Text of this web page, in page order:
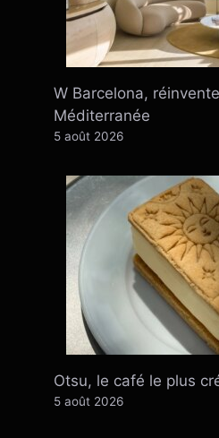
W Barcelona,
Méditerranée
5 août 2026
Otsu, le café le plus
5 août 2026